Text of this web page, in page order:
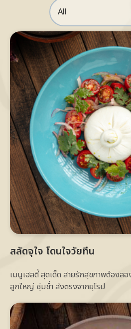
All
สลัดจุใจ โดนใจวัยทีน
เมนูเฮลตี้ สุดเด็ด สายรักสุขภาพต้องล
ลูกใหญ่ ชุ่มช่ำ ส่งตรงจากยุโรป